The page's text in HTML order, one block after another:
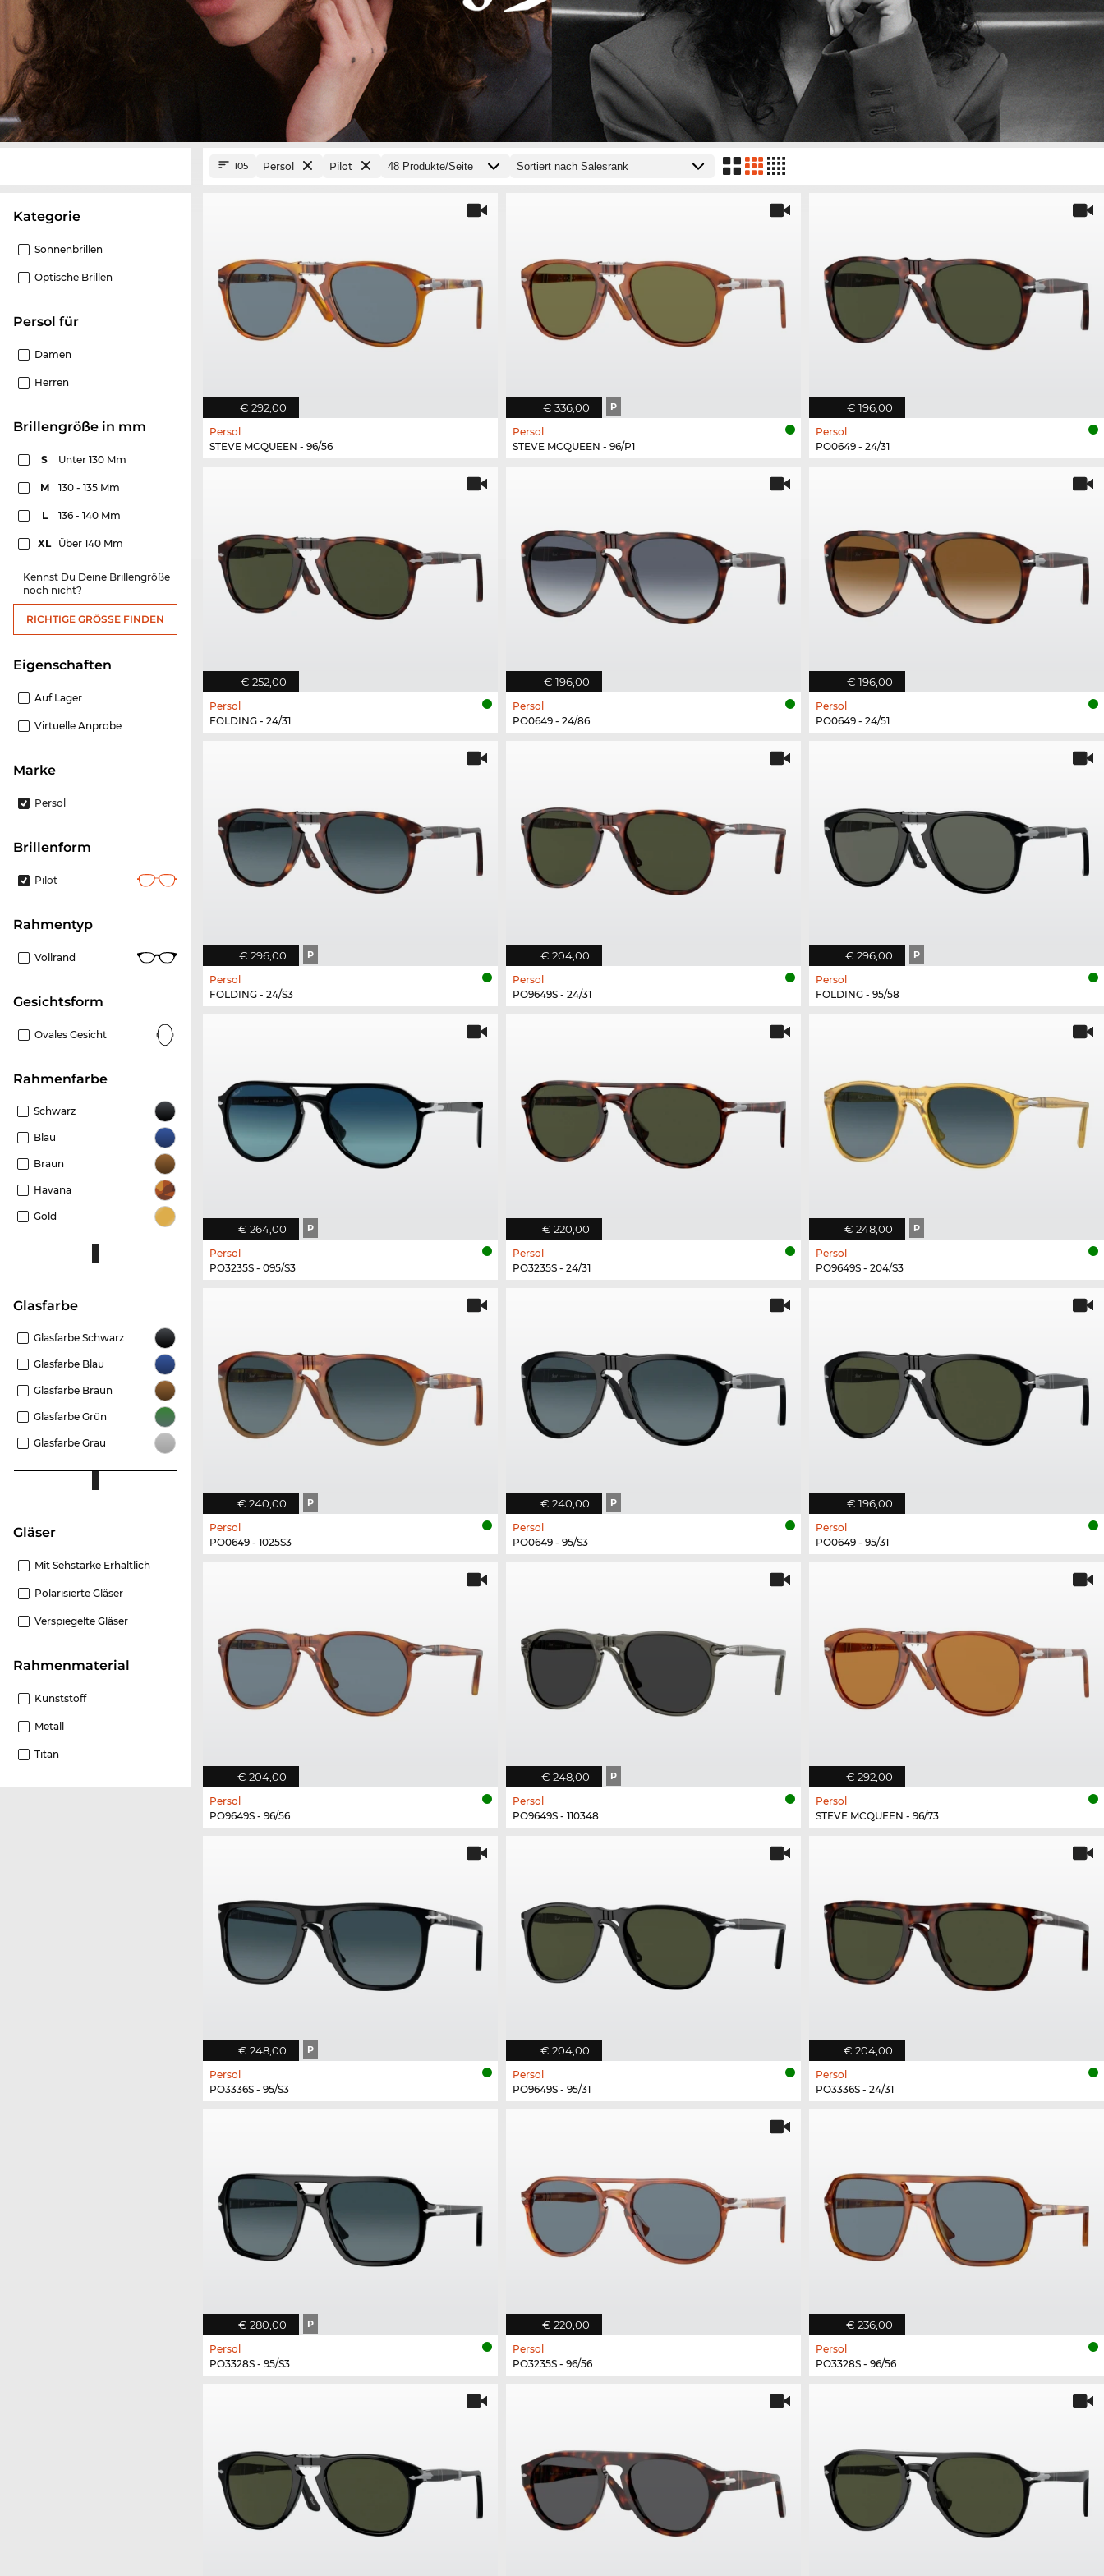
Kategorie
Sonnenbrillen
Optische Brillen
Persol für
Damen
Herren
Brillengröße in mm
S Unter 130 Mm
M 130 - 135 Mm
L 136 - 140 Mm
XL Über 140 Mm
Kennst Du Deine Brillengröße
noch nicht?
RICHTIGE GRÖSSE FINDEN
Eigenschaften
Auf Lager
Virtuelle Anprobe
Marke
Persol
Brillenform
Pilot
Rahmentyp
Vollrand
Gesichtsform
Ovales Gesicht
Rahmenfarbe
Schwarz
Blau
Braun
Havana
Gold
Glasfarbe
Glasfarbe Schwarz
Glasfarbe Blau
Glasfarbe Braun
Glasfarbe Grün
Glasfarbe Grau
Gläser
Mit Sehstärke Erhältlich
Polarisierte Gläser
Verspiegelte Gläser
Rahmenmaterial
Kunststoff
Metall
Titan
105 Persol Pilot
€ 292,00
Persol
STEVE MCQUEEN - 96/56
€ 336,00 P
Persol
STEVE MCQUEEN - 96/P1
€ 196,00
Persol
PO0649 - 24/31
€ 252,00
Persol
FOLDING - 24/31
€ 196,00
Persol
PO0649 - 24/86
€ 196,00
Persol
PO0649 - 24/51
€ 296,00 P
Persol
FOLDING - 24/S3
€ 204,00
Persol
PO9649S - 24/31
€ 296,00 P
Persol
FOLDING - 95/58
€ 264,00 P
Persol
PO3235S - 095/S3
€ 220,00
Persol
PO3235S - 24/31
€ 248,00 P
Persol
PO9649S - 204/S3
€ 240,00 P
Persol
PO0649 - 1025S3
€ 240,00 P
Persol
PO0649 - 95/S3
€ 196,00
Persol
PO0649 - 95/31
€ 204,00
Persol
PO9649S - 96/56
€ 248,00 P
Persol
PO9649S - 110348
€ 292,00
Persol
STEVE MCQUEEN - 96/73
€ 248,00 P
Persol
PO3336S - 95/S3
€ 204,00
Persol
PO9649S - 95/31
€ 204,00
Persol
PO3336S - 24/31
€ 280,00 P
Persol
PO3328S - 95/S3
€ 220,00
Persol
PO3235S - 96/56
€ 236,00
Persol
PO3328S - 96/56